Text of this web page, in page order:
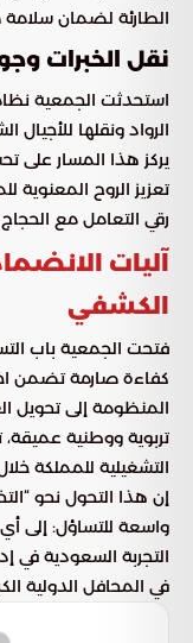
الطارئة لضمان
نقل الخبرات
استحدثت الجمعية
الرواد ونقلها
يركز هذا المسار على
تعزيز الروح
رقي التعامل مع الحجاج
آليات
الكشفي
فتحت الجمعية باب
كفاءة صارمة تضمن
المنظومة إلى تحويل
تربوية ووطنية
التشغيلية للمملكة
إن هذا التحول نحو
واسعة للتساؤل: إلى
التجربة السعودية في
في المحافل الدولية